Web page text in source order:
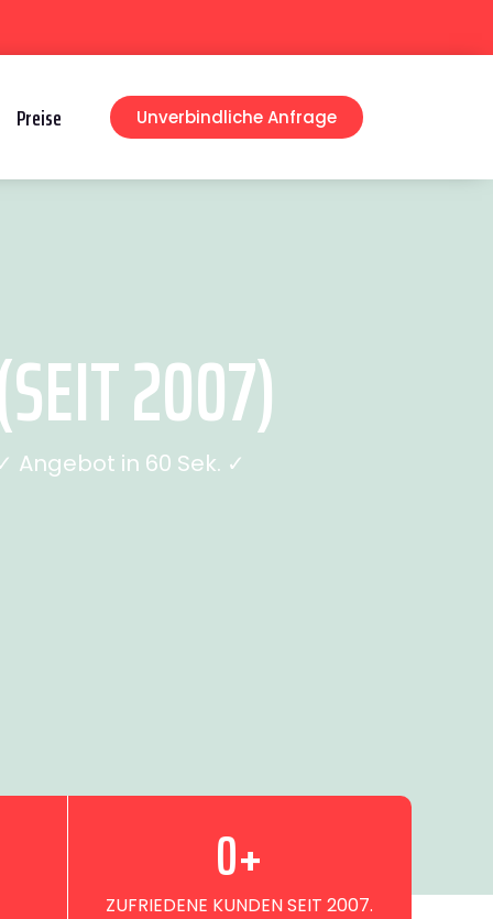
Preise Unverbindliche Anfrage
2007)
Angebot in 60 Sek. ✓
ZUFRIEDENE KUNDEN SEIT 2007.
0+